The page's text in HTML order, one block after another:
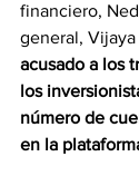
financiero,
general, Vijaya
acusado a los
los
número de
en la